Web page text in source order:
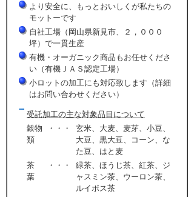
より安全に、もっとおいしくが私たちの
モットーです
自社工場（岡山県新見市、２，０００
坪）で一貫生産
有機・オーガニック商品もお任せくださ
い（有機ＪＡＳ認定工場）
小ロットの加工にも対応致します（詳細
はお問い合わせください）
受託加工の主な対象品目について
穀物
類
・・・
玄米、大麦、麦芽、小豆、
大豆、黒大豆、コーン、な
た豆、はと麦
茶
葉
・・・
緑茶、ほうじ茶、紅茶、ジ
ャスミン茶、ウーロン茶、
ルイボス茶